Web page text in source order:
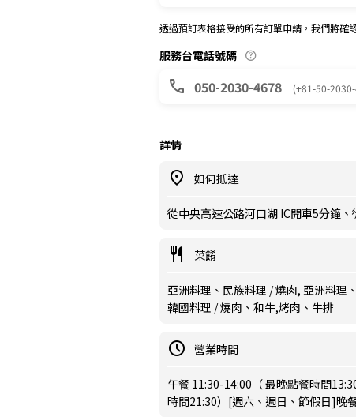
透過預訂表格接受的所有訂單申請，我們將確
服務台電話號碼
050-2030-4678 (+81-50-
詳情
如何抵達
從中央高速公路河口湖 IC開車5分鐘
菜餚
亞洲料理、民族料理 / 燒肉, 亞洲料理
韓國料理 / 燒肉、和牛,烤肉、牛排
營業時間
午餐 11:30-14:00（ 最晚點餐時間
時間21:30）[週六、週日、節假日]晚